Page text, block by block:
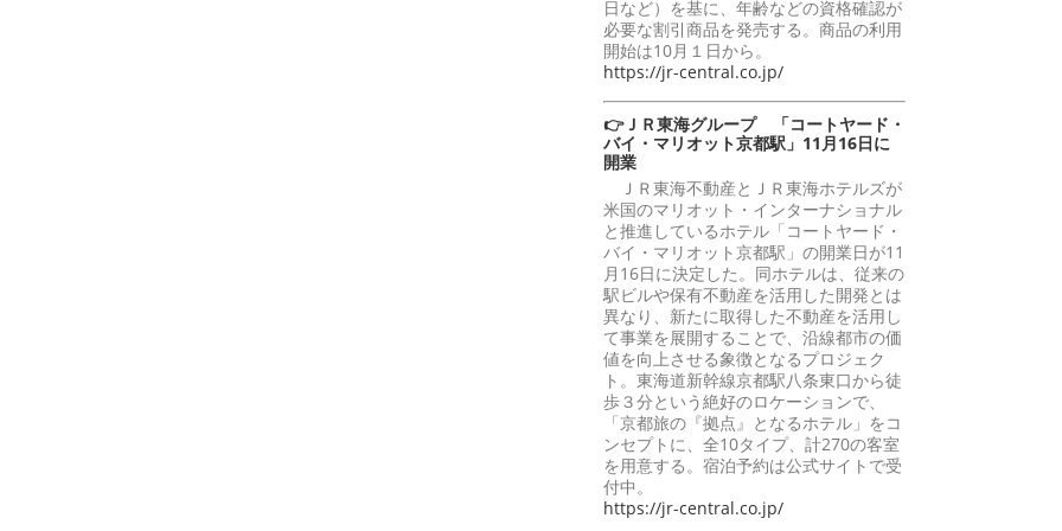
日など）を基に、年齢などの資格確認が
必要な割引商品を発売する。商品の利用
開始は10月１日から。
https://jr-central.co.jp/
👉ＪＲ東海グループ 「コートヤード・
バイ・マリオット京都駅」11月16日に
開業
ＪＲ東海不動産とＪＲ東海ホテルズが
米国のマリオット・インターナショナル
と推進しているホテル「コートヤード・
バイ・マリオット京都駅」の開業日が11
月16日に決定した。同ホテルは、従来の
駅ビルや保有不動産を活用した開発とは
異なり、新たに取得した不動産を活用し
て事業を展開することで、沿線都市の価
値を向上させる象徴となるプロジェク
ト。東海道新幹線京都駅八条東口から徒
歩３分という絶好のロケーションで、
「京都旅の『拠点』となるホテル」をコ
ンセプトに、全10タイプ、計270の客室
を用意する。宿泊予約は公式サイトで受
付中。
https://jr-central.co.jp/